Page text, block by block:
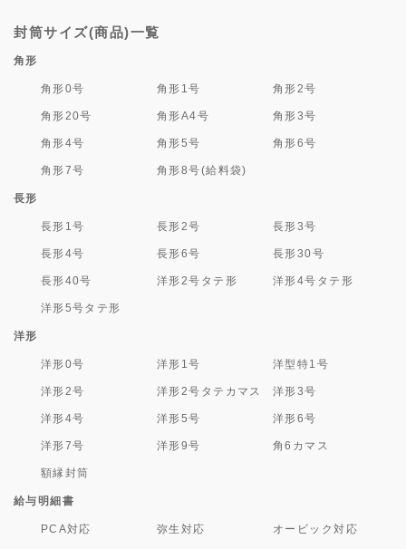
封筒サイズ(商品)一覧
角形
角形0号 角形1号 角形2号
角形20号 角形A4号 角形3号
角形4号 角形5号 角形6号
角形7号 角形8号(給料袋)
長形
長形1号 長形2号 長形3号
長形4号 長形6号 長形30号
長形40号 洋形2号タテ形 洋形4号タテ形
洋形5号タテ形
洋形
洋形0号 洋形1号 洋型特1号
洋形2号 洋形2号タテカマス 洋形3号
洋形4号 洋形5号 洋形6号
洋形7号 洋形9号 角6カマス
額縁封筒
給与明細書
PCA対応 弥生対応 オービック対応